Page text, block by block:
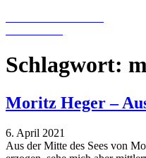
Schlagwort:
Moritz Heger –
6. April 2021
Aus der Mitte des Sees von